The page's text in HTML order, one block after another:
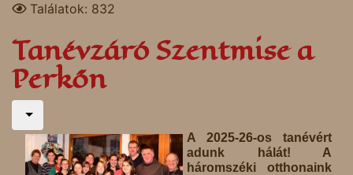
Találatok: 832
Tanévzáró Szentmise a
Perkőn
A 2025-26-os tanévért
adunk hálát! A
háromszéki otthonaink